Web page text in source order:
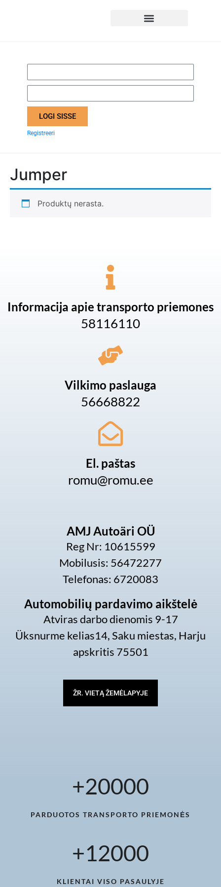
LOGI SISSE
Registreeri
Jumper
Produktų nerasta.
Informacija apie transporto priemones
58116110
Vilkimo paslauga
56668822
El. paštas
romu@romu.ee
AMJ Autoäri OÜ
Reg Nr: 10615599
Mobilusis: 56472277
Telefonas: 6720083
Automobilių pardavimo aikštelė
Atviras darbo dienomis 9-17
Üksnurme kelias14, Saku miestas, Harju
apskritis 75501
ŽR. VIETĄ ŽEMĖLAPYJE
PARDUOTOS TRANSPORTO PRIEMONĖS
+20000
KLIENTAI VISO PASAULYJE
+12000